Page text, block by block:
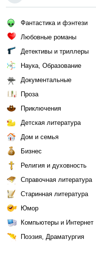
Фантастика и фэнтези
Любовные романы
Детективы и триллеры
Наука, Образование
Документальные
Проза
Приключения
Детская литература
Дом и семья
Бизнес
Религия и духовность
Справочная литература
Старинная литература
Юмор
Компьютеры и Интернет
Поэзия, Драматургия